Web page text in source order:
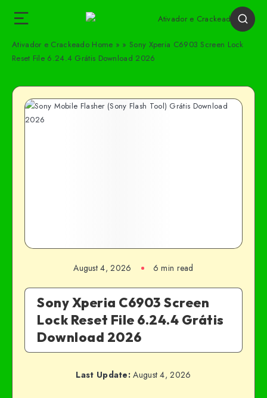
Ativador e Crackeado Home » »Sony Xperia C6903 Screen Lock
Reset File 6.24.4 Grátis Download 2026
August 4, 2026 6 min read
Sony Xperia C6903 Screen
Lock Reset File 6.24.4 Grátis
Download 2026
Last Update: August 4, 2026